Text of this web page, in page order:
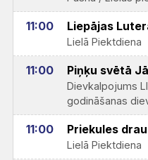
11:00 Liepājas
Lielā Piektdiena
11:00 Piņķu svētā
Dievkalpojums
godināšanas
11:00 Priekules
Lielā Piektdiena